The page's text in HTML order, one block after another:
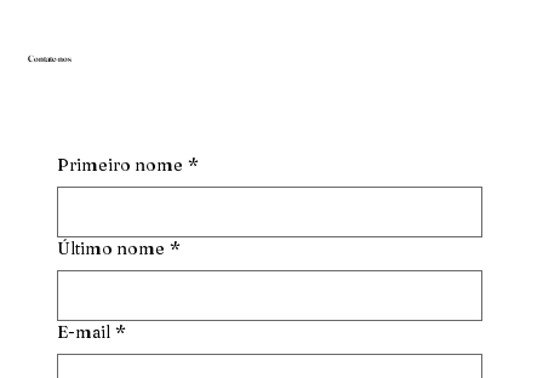
Contate-nos
Primeiro nome *
Último nome *
E-mail *